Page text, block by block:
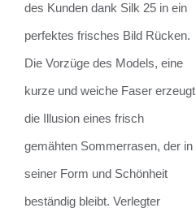
des Kunden dank Silk 25 in ein
perfektes frisches Bild Rücken.
Die Vorzüge des Models, eine
kurze und weiche Faser erzeugt
die Illusion eines frisch
gemähten Sommerrasen, der in
seiner Form und Schönheit
beständig bleibt. Verlegter